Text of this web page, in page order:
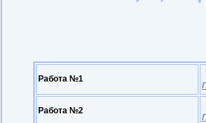
Работа №1
Работа №2